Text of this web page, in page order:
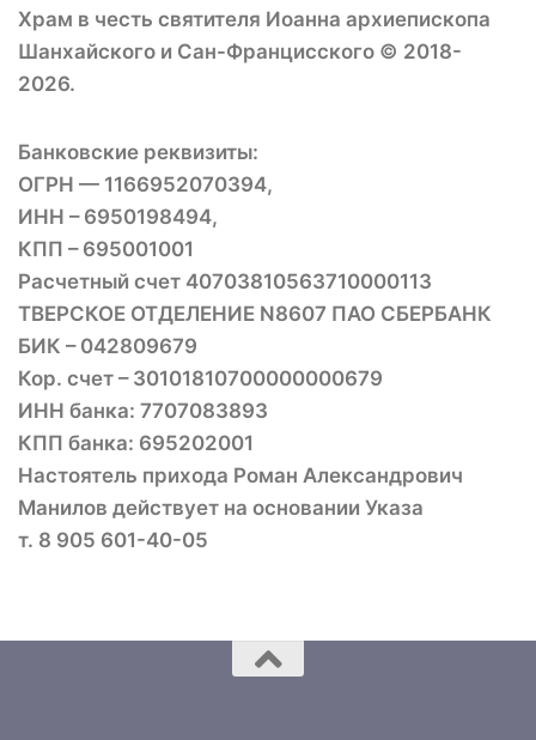
Храм в честь святителя Иоанна архиепископа
Шанхайского и Сан-Францисского © 2018-
2026.
Банковские реквизиты:
ОГРН — 1166952070394,
ИНН – 6950198494,
КПП – 695001001
Расчетный счет 40703810563710000113
ТВЕРСКОЕ ОТДЕЛЕНИЕ N8607 ПАО СБЕРБАНК
БИК – 042809679
Кор. счет – 30101810700000000679
ИНН банка: 7707083893
КПП банка: 695202001
Настоятель прихода Роман Александрович
Манилов действует на основании Указа
т. 8 905 601-40-05